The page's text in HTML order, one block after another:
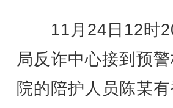
11月24日12时
局反诈中心接到预
院的陪护人员陈某